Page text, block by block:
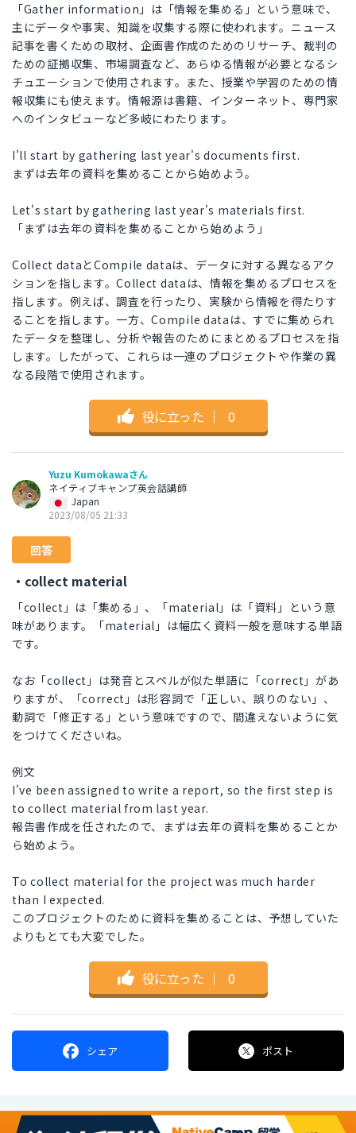
「Gather information」は「情報を集める」という意味で、
主にデータや事実、知識を収集する際に使われます。ニュース
記事を書くための取材、企画書作成のためのリサーチ、裁判の
ための証拠収集、市場調査など、あらゆる情報が必要となるシ
チュエーションで使用されます。また、授業や学習のための情
報収集にも使えます。情報源は書籍、インターネット、専門家
へのインタビューなど多岐にわたります。
I'll start by gathering last year's documents first.
まずは去年の資料を集めることから始めよう。
Let's start by gathering last year's materials first.
「まずは去年の資料を集めることから始めよう」
Collect dataとCompile dataは、データに対する異なるアク
ションを指します。Collect dataは、情報を集めるプロセスを
指します。例えば、調査を行ったり、実験から情報を得たりす
ることを指します。一方、Compile dataは、すでに集められ
たデータを整理し、分析や報告のためにまとめるプロセスを指
します。したがって、これらは一連のプロジェクトや作業の異
なる段階で使用されます。
役に立った ｜ 0
Yuzu Kumokawaさん
ネイティブキャンプ英会話講師
Japan
2023/08/05 21:33
回答
・collect material
「collect」は「集める」、「material」は「資料」という意
味があります。「material」は幅広く資料一般を意味する単語
です。
なお「collect」は発音とスペルが似た単語に「correct」があ
りますが、「correct」は形容詞で「正しい、誤りのない」、
動詞で「修正する」という意味ですので、間違えないように気
をつけてくださいね。
例文
I've been assigned to write a report, so the first step is
to collect material from last year.
報告書作成を任されたので、まずは去年の資料を集めることか
ら始めよう。
To collect material for the project was much harder
than I expected.
このプロジェクトのために資料を集めることは、予想していた
よりもとても大変でした。
役に立った ｜ 0
シェア ポスト